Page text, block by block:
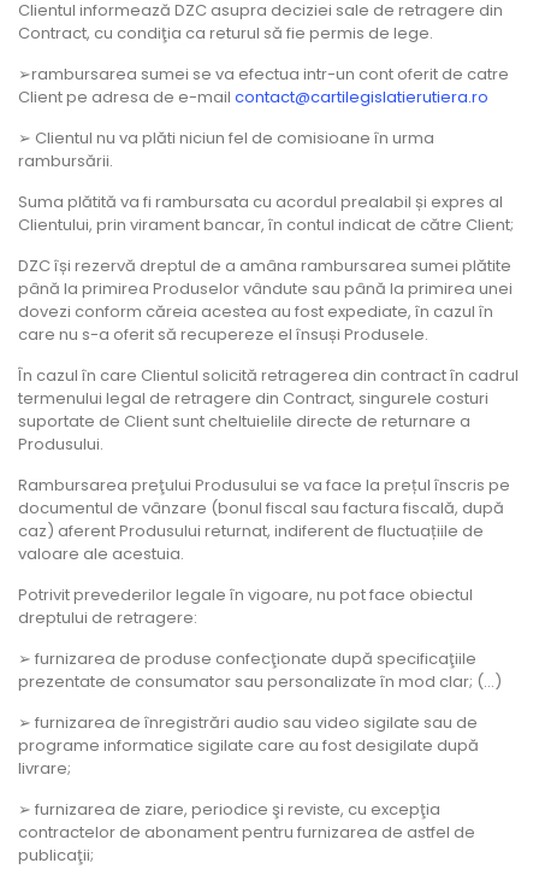
Clientul informează DZC asupra deciziei sale de retragere din
Contract, cu condiţia ca returul să fie permis de lege.
➢rambursarea sumei se va efectua intr-un cont oferit de catre
Client pe adresa de e-mail contact@cartilegislatierutiera.ro
➢ Clientul nu va plăti niciun fel de comisioane în urma
rambursării.
Suma plătită va fi rambursata cu acordul prealabil și expres al
Clientului, prin virament bancar, în contul indicat de către Client;
DZC își rezervă dreptul de a amâna rambursarea sumei plătite
până la primirea Produselor vândute sau până la primirea unei
dovezi conform căreia acestea au fost expediate, în cazul în
care nu s-a oferit să recupereze el însuși Produsele.
În cazul în care Clientul solicită retragerea din contract în cadrul
termenului legal de retragere din Contract, singurele costuri
suportate de Client sunt cheltuielile directe de returnare a
Produsului.
Rambursarea preţului Produsului se va face la prețul înscris pe
documentul de vânzare (bonul fiscal sau factura fiscală, după
caz) aferent Produsului returnat, indiferent de fluctuațiile de
valoare ale acestuia.
Potrivit prevederilor legale în vigoare, nu pot face obiectul
dreptului de retragere:
➢ furnizarea de produse confecţionate după specificaţiile
prezentate de consumator sau personalizate în mod clar; (…)
➢ furnizarea de înregistrări audio sau video sigilate sau de
programe informatice sigilate care au fost desigilate după
livrare;
➢ furnizarea de ziare, periodice şi reviste, cu excepţia
contractelor de abonament pentru furnizarea de astfel de
publicaţii;